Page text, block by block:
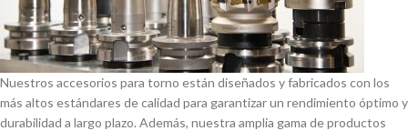
Nuestros accesorios para torno están diseñados y fabricados con los
más altos estándares de calidad para garantizar un rendimiento óptimo y
durabilidad a largo plazo. Además, nuestra amplia gama de productos